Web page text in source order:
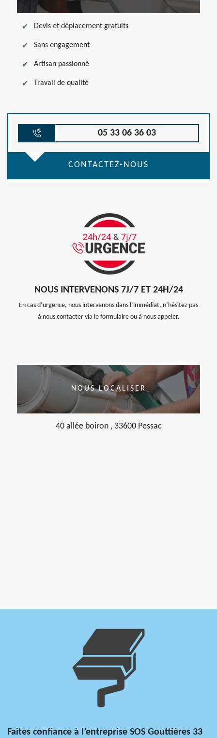
Devis et déplacement gratuits
Sans engagement
Artisan passionné
Travail de qualité
05 33 06 36 03
CONTACTEZ-NOUS
NOUS INTERVENONS 7J/7 ET 24H/24
En cas d’urgence, nous intervenons dans l’immédiat, n’hésitez pas
à nous contacter via le formulaire ou à nous appeler.
NOUS LOCALISER
40 allée boiron , 33600 Pessac
Faites confiance à l’entreprise SOS Gouttières 33